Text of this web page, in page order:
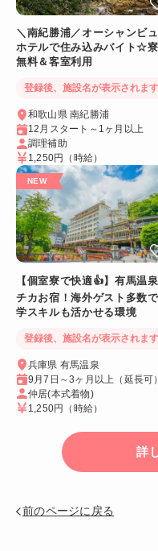
＼南紀勝浦／オーシャンビ
ホテルで住み込みバイト☆
無料＆客室利用
登録後、施設名が表示されます
和歌山県 南紀勝浦
12月スタート～1ヶ月以上
調理補助
1,250円
（時給）
【個室寮で快適👍】有馬温
チカお宿！海外ゲスト多数
学スキルも活かせる環境
登録後、施設名が表示されます
兵庫県 有馬温泉
9月7日～3ヶ月以上（延長可）
仲居(本式着物)
1,250円 （時給）
詳
前のページに戻る